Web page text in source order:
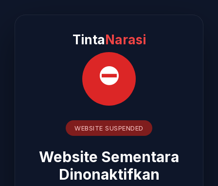
TintaNarasi
⛔
WEBSITE SUSPENDED
Website Sementara
Dinonaktifkan